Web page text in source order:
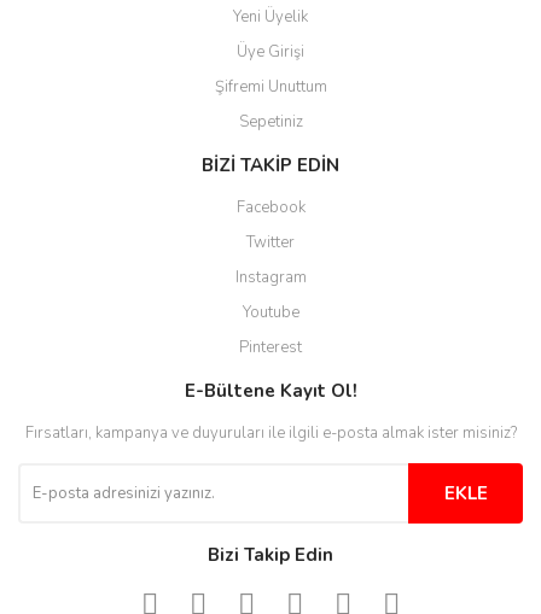
derecede beğendim
Kolay ve hizli alisveris
Yeni Üyelik
Üye Girişi
Şifremi Unuttum
Sepetiniz
BİZİ TAKİP EDİN
Facebook
Twitter
Instagram
Youtube
Pinterest
E-Bültene Kayıt Ol!
Fırsatları, kampanya ve duyuruları ile ilgili e-posta almak ister misiniz?
EKLE
Bizi Takip Edin